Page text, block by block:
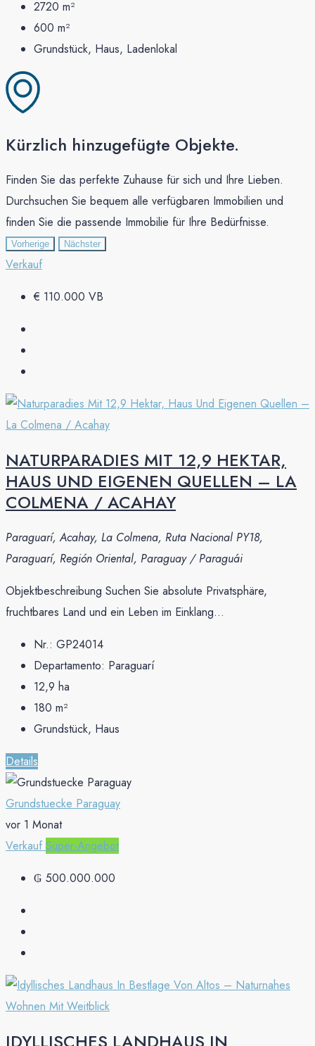
2720 m²
600 m²
Grundstück, Haus, Ladenlokal
Kürzlich hinzugefügte Objekte.
Finden Sie das perfekte Zuhause für sich und Ihre Lieben.
Durchsuchen Sie bequem alle verfügbaren Immobilien und
finden Sie die passende Immobilie für Ihre Bedürfnisse.
Vorherige Nächster
Verkauf
€ 110.000 VB
NATURPARADIES MIT 12,9 HEKTAR,
HAUS UND EIGENEN QUELLEN – LA
COLMENA / ACAHAY
Paraguarí, Acahay, La Colmena, Ruta Nacional PY18,
Paraguarí, Región Oriental, Paraguay / Paraguái
Objektbeschreibung Suchen Sie absolute Privatsphäre,
fruchtbares Land und ein Leben im Einklang...
Nr.: GP24014
Departamento: Paraguarí
12,9 ha
180 m²
Grundstück, Haus
Details
Grundstuecke Paraguay
vor 1 Monat
Verkauf Super-Angebot
₲ 500.000.000